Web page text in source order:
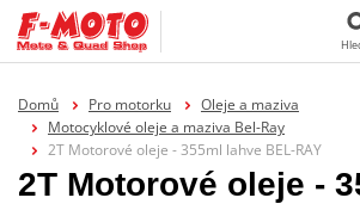
Domů Pro motorku
Oleje a maziva
Motocyklové oleje a maziva Bel-Ray
2T Motorové oleje - 355ml lahve BEL-RAY
2T Motorové oleje -